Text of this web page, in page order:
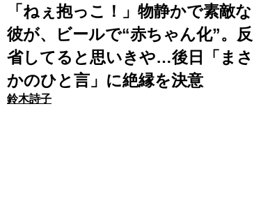
「ねぇ抱っこ！」物静かで素敵な
彼が、ビールで“赤ちゃん化”。反
省してると思いきや…後日「まさ
かのひと言」に絶縁を決意
鈴木詩子